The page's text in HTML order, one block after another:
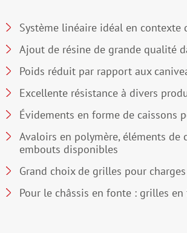
Système linéaire idéal en contexte
Ajout de résine de grande qualité
Poids réduit par rapport aux
Excellente résistance à divers
Évidements en forme de caissons
Avaloirs en polymère, éléments de
embouts disponibles
Grand choix de grilles pour
Pour le châssis en fonte : grilles